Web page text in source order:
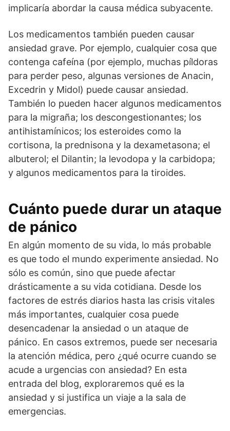
implicaría abordar la causa médica subyacente.
Los medicamentos también pueden causar
ansiedad grave. Por ejemplo, cualquier cosa que
contenga cafeína (por ejemplo, muchas píldoras
para perder peso, algunas versiones de Anacin,
Excedrin y Midol) puede causar ansiedad.
También lo pueden hacer algunos medicamentos
para la migraña; los descongestionantes; los
antihistamínicos; los esteroides como la
cortisona, la prednisona y la dexametasona; el
albuterol; el Dilantin; la levodopa y la carbidopa;
y algunos medicamentos para la tiroides.
Cuánto puede durar un ataque
de pánico
En algún momento de su vida, lo más probable
es que todo el mundo experimente ansiedad. No
sólo es común, sino que puede afectar
drásticamente a su vida cotidiana. Desde los
factores de estrés diarios hasta las crisis vitales
más importantes, cualquier cosa puede
desencadenar la ansiedad o un ataque de
pánico. En casos extremos, puede ser necesaria
la atención médica, pero ¿qué ocurre cuando se
acude a urgencias con ansiedad? En esta
entrada del blog, exploraremos qué es la
ansiedad y si justifica un viaje a la sala de
emergencias.